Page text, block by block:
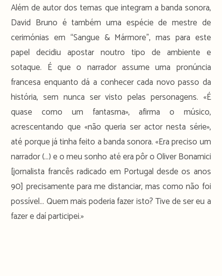
Além de autor dos temas que integram a banda sonora,
David Bruno é também uma espécie de mestre de
cerimónias em “Sangue & Mármore”, mas para este
papel decidiu apostar noutro tipo de ambiente e
sotaque. É que o narrador assume uma pronúncia
francesa enquanto dá a conhecer cada novo passo da
história, sem nunca ser visto pelas personagens. «É
quase como um fantasma», afirma o músico,
acrescentando que «não queria ser actor nesta série»,
até porque já tinha feito a banda sonora. «Era preciso um
narrador (…) e o meu sonho até era pôr o Oliver Bonamici
[jornalista francês radicado em Portugal desde os anos
90] precisamente para me distanciar, mas como não foi
possível… Quem mais poderia fazer isto? Tive de ser eu a
fazer e daí participei.»